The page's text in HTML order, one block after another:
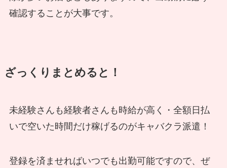
確認することが大事です。
ざっくりまとめると！
未経験さんも経験者さんも時給が高く・全額日払
いで空いた時間だけ稼げるのがキャバクラ派遣！
登録を済ませればいつでも出勤可能ですので、ぜ